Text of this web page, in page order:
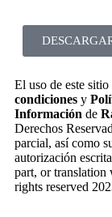
El uso de este
condiciones y
Información de
Derechos
parcial, así como
autorización
part, or
rights reserved